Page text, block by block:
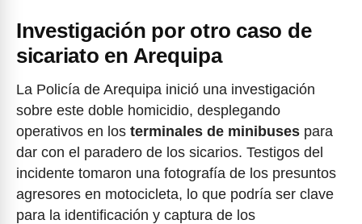
Investigación por otro caso de
sicariato en Arequipa
La Policía de Arequipa inició una investigación
sobre este doble homicidio, desplegando
operativos en los terminales de minibuses para
dar con el paradero de los sicarios. Testigos del
incidente tomaron una fotografía de los presuntos
agresores en motocicleta, lo que podría ser clave
para la identificación y captura de los